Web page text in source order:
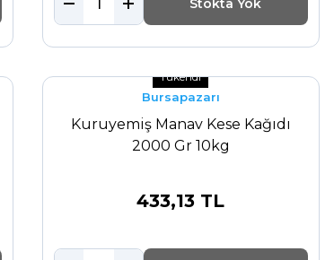
Stokta Yok
Tükendi
Bursapazarı
Kuruyemiş Manav Kese Kağıdı
2000 Gr 10kg
433,13 TL